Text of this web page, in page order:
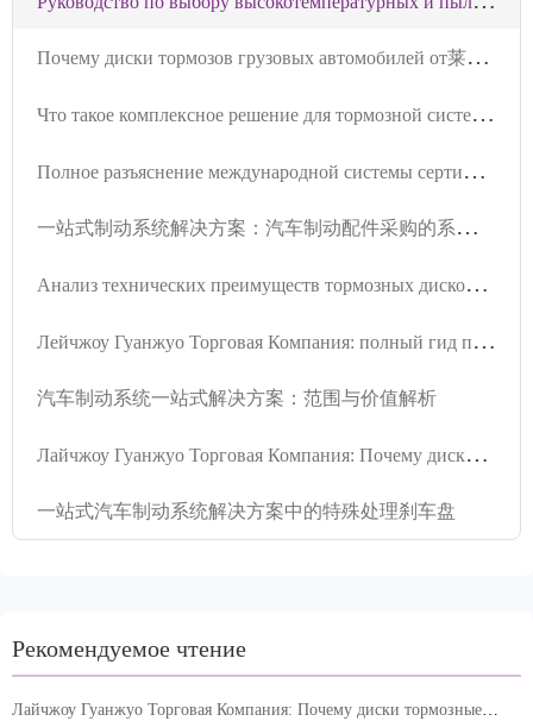
П
очему диски тормозов грузовых автомобилей от莱州冠晫贸易有限公司 должны иметь сертификат IATF TS16949? Как технические стандарты обеспечивают безопасность вождения
Ч
то такое комплексное решение для тормозной системы: ценность协同 поставки от тормозных дисков до комплектов тормозов
П
олное разъяснение международной системы сертификации тормозных колодок автомобилей: детальное описание требованиям VCA COP-ревизии и сертификации EMARK - Лайчжоу Гуаньцжуан Торговая Компания
一
站式制动系统解决方案：汽车制动配件采购的系统化趋势
А
нализ технических преимуществ тормозных дисков из высокопрочного серого чугуна и их ценность для легковых и коммерческих автомобилей -莱州冠晫贸易有限公司
Л
ейчжоу Гуанжуо Торговая Компания: полный гид по выбору тормозных дисков для легковых и коммерческих автомобилей
汽车制动系统一站式解决方案：范围与价值解析
Л
айчжоу Гуанжуо Торговая Компания: Почему диски тормозные грузовиков должны соответствовать стандарту IATF TS16949?
一站式汽车制动系统解决方案中的特殊处理刹车盘
Рекомендуемое чтение
Лайчжоу Гуанжуо Торговая Компания: Почему диски тормозные